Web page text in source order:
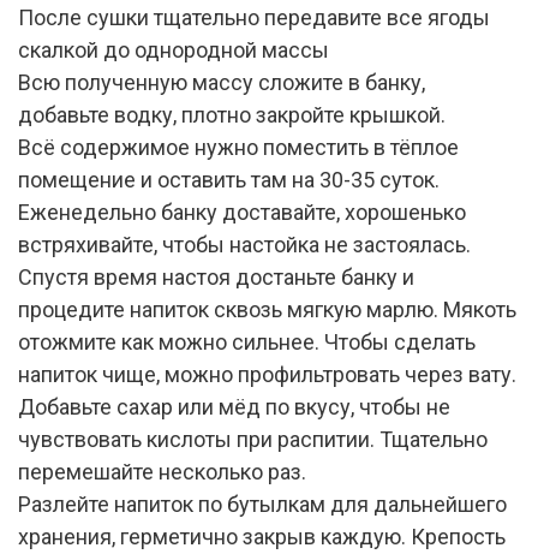
После сушки тщательно передавите все ягоды
скалкой до однородной массы
Всю полученную массу сложите в банку,
добавьте водку, плотно закройте крышкой.
Всё содержимое нужно поместить в тёплое
помещение и оставить там на 30-35 суток.
Еженедельно банку доставайте, хорошенько
встряхивайте, чтобы настойка не застоялась.
Спустя время настоя достаньте банку и
процедите напиток сквозь мягкую марлю. Мякоть
отожмите как можно сильнее. Чтобы сделать
напиток чище, можно профильтровать через вату.
Добавьте сахар или мёд по вкусу, чтобы не
чувствовать кислоты при распитии. Тщательно
перемешайте несколько раз.
Разлейте напиток по бутылкам для дальнейшего
хранения, герметично закрыв каждую. Крепость